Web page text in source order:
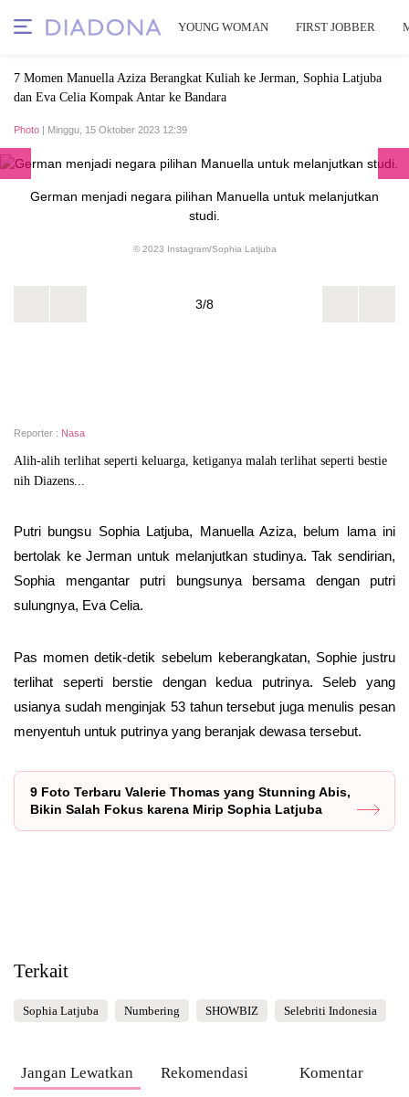
YOUNG WOMAN FIRST JOBBER
7 Momen Manuella Aziza Berangkat Kuliah ke Jerman, Sophia Latjuba
dan Eva Celia Kompak Antar ke Bandara
Photo | Minggu, 15 Oktober 2023 12:39
German menjadi negara pilihan Manuella untuk melanjutkan
studi.
© 2023 Instagram/Sophia Latjuba
3/8
Reporter : Nasa
Alih-alih terlihat seperti keluarga, ketiganya malah terlihat seperti bestie
nih Diazens...
Putri bungsu Sophia Latjuba, Manuella Aziza, belum lama ini
bertolak ke Jerman untuk melanjutkan studinya. Tak sendirian,
Sophia mengantar putri bungsunya bersama dengan putri
sulungnya, Eva Celia.
Pas momen detik-detik sebelum keberangkatan, Sophie justru
terlihat seperti berstie dengan kedua putrinya. Seleb yang
usianya sudah menginjak 53 tahun tersebut juga menulis pesan
menyentuh untuk putrinya yang beranjak dewasa tersebut.
9 Foto Terbaru Valerie Thomas yang Stunning Abis,
Bikin Salah Fokus karena Mirip Sophia Latjuba
Terkait
Sophia Latjuba Numbering SHOWBIZ Selebriti Indonesia
Jangan Lewatkan Rekomendasi Komentar